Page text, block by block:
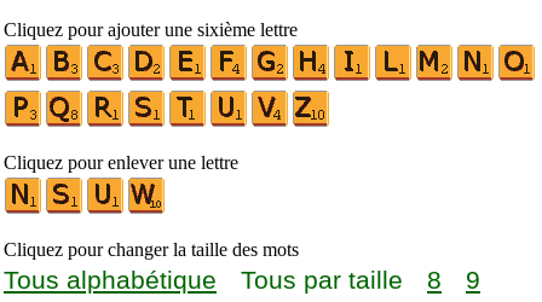
Cliquez pour ajouter une sixième lettre
Cliquez pour enlever une lettre
Cliquez pour changer la taille des mots
Tous alphabétique Tous par taille 8
9